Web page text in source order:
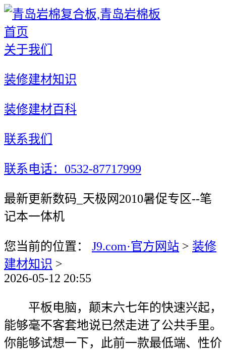
首页
关于我们
装修建材知识
装修建材百科
联系我们
联系电话：0532-87717999
最新更新数码_天极网2010暑促专区--笔
记本一体机
您当前的位置： J9.com·官方网站 > 装修
建材知识 >
2026-05-12 20:55
平板电脑，颠末六七年的快速兴起，
能够毫不客套地说已然走进了公共手里。
你能够试想一下，此前一款最低端、性价